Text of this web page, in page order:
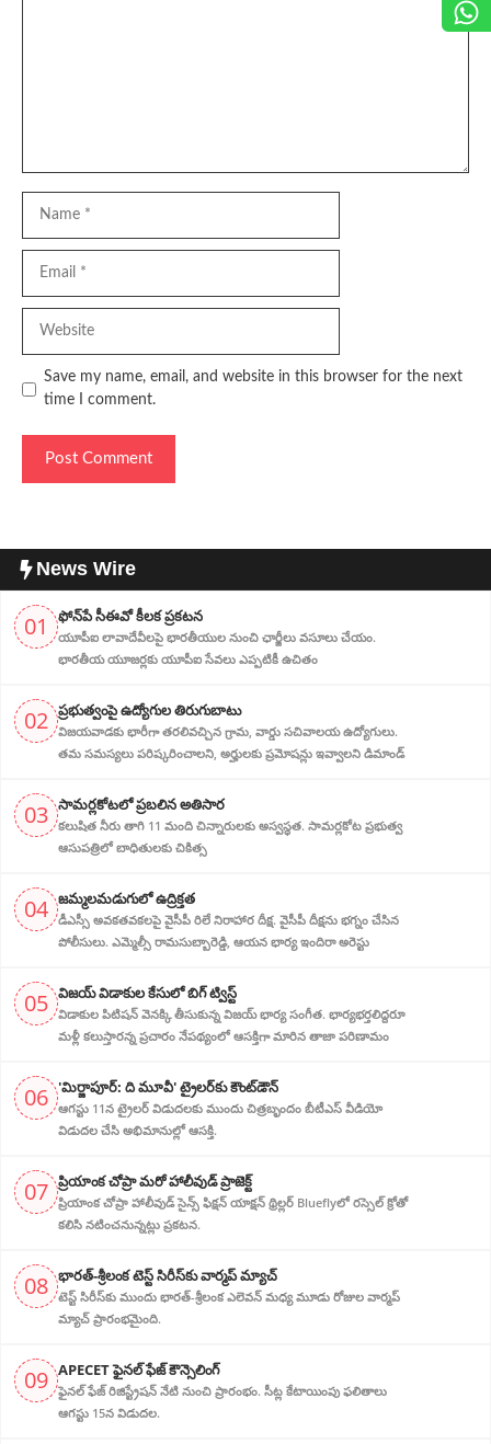
Save my name, email, and website in this browser for the next
time I comment.
News Wire
01 ఫోన్‌పే సీఈవో కీలక ప్రకటన
యూపీఐ లావాదేవీలపై భారతీయుల నుంచి ఛార్జీలు వసూలు చేయం.
భారతీయ యూజర్లకు యూపీఐ సేవలు ఎప్పటికీ ఉచితం
02 ప్ర‌భుత్వంపై ఉద్యోగుల తిరుగుబాటు
విజయవాడకు భారీగా తరలివచ్చిన గ్రామ‌, వార్డు సచివాలయ ఉద్యోగులు.
తమ సమస్యలు పరిష్కరించాలని, అర్హుల‌కు ప్రమోషన్లు ఇవ్వాలని డిమాండ్
03 సామర్లకోటలో ప్రబలిన అతిసార
కలుషిత నీరు తాగి 11 మంది చిన్నారులకు అస్వస్థత. సామర్లకోట ప్రభుత్వ
ఆసుపత్రిలో బాధితులకు చికిత్స
04 జ‌మ్మ‌ల‌మ‌డుగులో ఉద్రిక్త‌త‌
డీఎస్సీ అవ‌క‌త‌వ‌క‌ల‌పై వైసీపీ రిలే నిరాహార‌ దీక్ష‌. వైసీపీ దీక్ష‌ను భ‌గ్నం చేసిన
పోలీసులు. ఎమ్మెల్సీ రామసుబ్బారెడ్డి, ఆయ‌న‌ భార్య ఇందిరా అరెస్టు
05 విజ‌య్ విడాకుల కేసులో బిగ్ ట్విస్ట్‌
విడాకుల‌ పిటిషన్ వెన‌క్కి తీసుకున్న విజ‌య్ భార్య‌ సంగీత. భార్య‌భ‌ర్త‌లిద్ద‌రూ
మళ్లీ కలుస్తారన్న ప్రచారం నేపథ్యంలో ఆస‌క్తిగా మారిన తాజా పరిణామం
06 'మిర్జాపూర్: ది మూవీ' ట్రైలర్‌కు కౌంట్‌డౌన్
ఆగస్టు 11న ట్రైలర్ విడుదలకు ముందు చిత్రబృందం బీటీఎస్ వీడియో
విడుదల చేసి అభిమానుల్లో ఆసక్తి.
07 ప్రియాంక చోప్రా మరో హాలీవుడ్ ప్రాజెక్ట్
ప్రియాంక చోప్రా హాలీవుడ్ సైన్స్ ఫిక్షన్ యాక్షన్ థ్రిల్లర్ Blueflyలో రస్సెల్ క్రోతో
కలిసి నటించనున్నట్లు ప్రకటన.
08 భారత్-శ్రీలంక టెస్ట్ సిరీస్‌కు వార్మప్ మ్యాచ్
టెస్ట్ సిరీస్‌కు ముందు భారత్-శ్రీలంక ఎలెవన్ మధ్య మూడు రోజుల వార్మప్
మ్యాచ్ ప్రారంభమైంది.
09 APECET ఫైనల్ ఫేజ్ కౌన్సెలింగ్
ఫైనల్ ఫేజ్ రిజిస్ట్రేషన్ నేటి నుంచి ప్రారంభం. సీట్ల కేటాయింపు ఫలితాలు
ఆగస్టు 15న విడుదల.